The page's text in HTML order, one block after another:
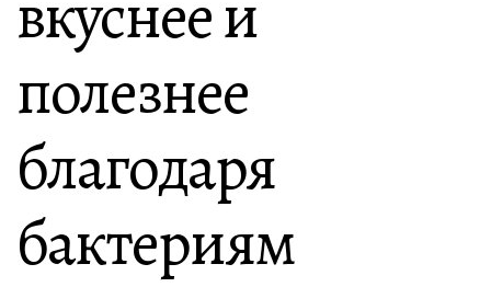
полезнее
благодаря
бактериям